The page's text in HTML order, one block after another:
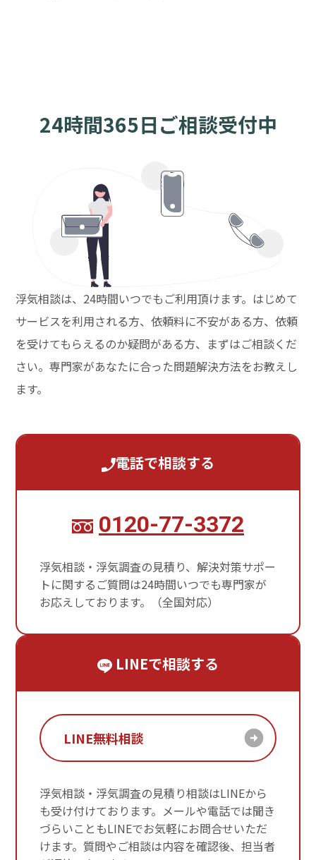
24時間365日ご相談受付中
浮気相談は、24時間いつでもご利用頂けます。はじめて
サービスを利用される方、依頼料に不安がある方、依頼
を受けてもらえるのか疑問がある方、まずはご相談くだ
さい。専門家があなたに合った問題解決方法をお教えし
ます。
電話で相談する
0120-77-3372
浮気相談・浮気調査の見積り、解決対策サポー
トに関するご質問は24時間いつでも専門家が
お応えしております。（全国対応）
LINEで相談する
LINE無料相談
浮気相談・浮気調査の見積り相談はLINEから
も受け付けております。メールや電話では聞き
づらいこともLINEでお気軽にお問合せいただ
けます。質問やご相談は内容を確認後、担当者